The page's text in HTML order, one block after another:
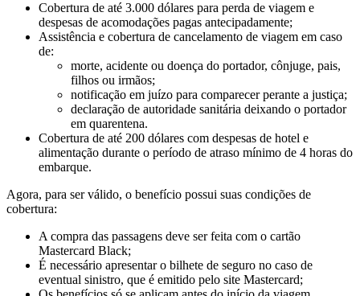
Cobertura de até 3.000 dólares para perda de viagem e
despesas de acomodações pagas antecipadamente;
Assistência e cobertura de cancelamento de viagem em caso
de:
morte, acidente ou doença do portador, cônjuge, pais,
filhos ou irmãos;
notificação em juízo para comparecer perante a justiça;
declaração de autoridade sanitária deixando o portador
em quarentena.
Cobertura de até 200 dólares com despesas de hotel e
alimentação durante o período de atraso mínimo de 4 horas do
embarque.
Agora, para ser válido, o benefício possui suas condições de
cobertura:
A compra das passagens deve ser feita com o cartão
Mastercard Black;
É necessário apresentar o bilhete de seguro no caso de
eventual sinistro, que é emitido pelo site Mastercard;